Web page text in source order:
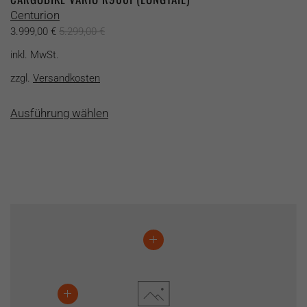
Centurion
3.999,00 € 5.299,00€
inkl. MwSt.
zzgl. Versandkosten
Ausführung wählenProdukt
können
Produktseite